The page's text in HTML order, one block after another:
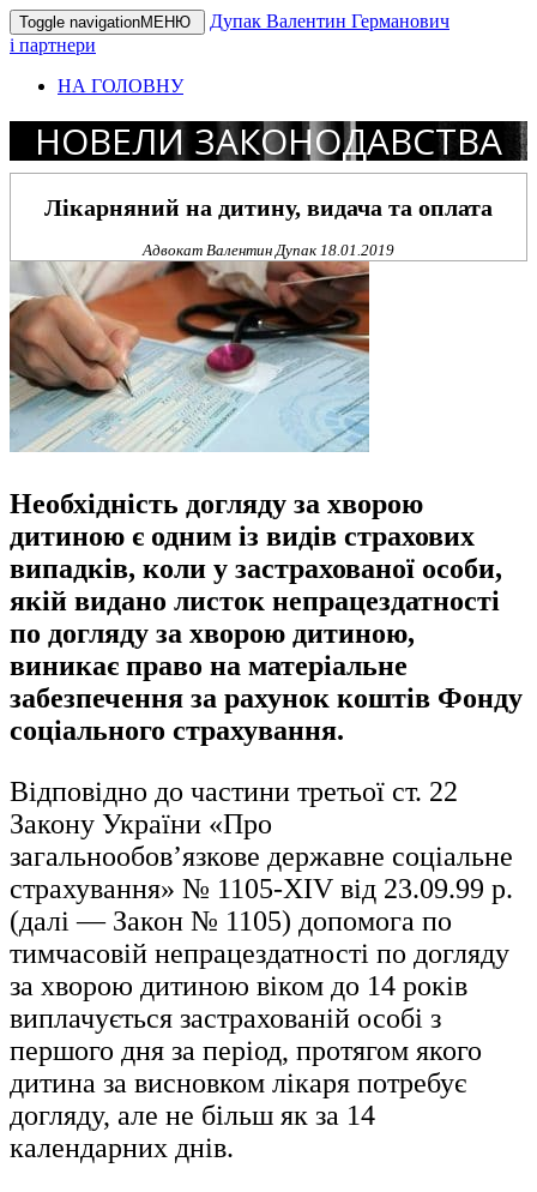
Toggle navigationМЕНЮ
Дупак Валентин Германович
і партнери
НА ГОЛОВНУ
НОВЕЛИ ЗАКОНОДАВСТВА
Лікарняний на дитину, видача та оплата
Адвокат Валентин Дупак 18.01.2019
Необхідність догляду за хворою
дитиною є одним із видів страхових
випадків, коли у застрахованої особи,
якій видано листок непрацездатності
по догляду за хворою дитиною,
виникає право на матеріальне
забезпечення за рахунок коштів Фонду
соціального страхування.
Відповідно до частини третьої ст. 22
Закону України «Про
загальнообов’язкове державне соціальне
страхування» № 1105-XIV від 23.09.99 р.
(далі — Закон № 1105) допомога по
тимчасовій непрацездатності по догляду
за хворою дитиною віком до 14 років
виплачується застрахованій особі з
першого дня за період, протягом якого
дитина за висновком лікаря потребує
догляду, але не більш як за 14
календарних днів.